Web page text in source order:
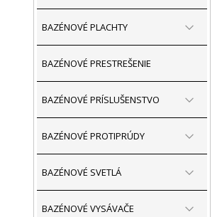
BAZÉNOVÉ PLACHTY
BAZÉNOVÉ PRESTREŠENIE
BAZÉNOVÉ PRÍSLUŠENSTVO
BAZÉNOVÉ PROTIPRÚDY
BAZÉNOVÉ SVETLÁ
BAZÉNOVÉ VYSÁVAČE